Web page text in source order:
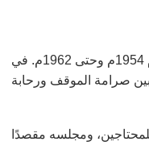
بعد الحرب، واصل الحاج عبد الكريم العدوان خدمته في ميادين الوطن، فعيّن مفتشًا عامًا على الضفتين منذ عام 1954م وحتى 1962م. في
صرامة الموقف ورحابة
ومجلسه مقصدًا